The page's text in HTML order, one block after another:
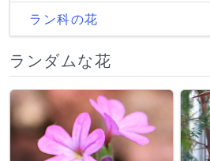
ラン科の花
ランダムな花